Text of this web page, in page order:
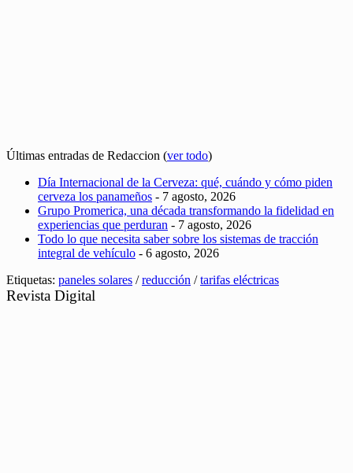
Últimas entradas de Redaccion (ver todo)
Día Internacional de la Cerveza: qué, cuándo y cómo piden
cerveza los panameños - 7 agosto, 2026
Grupo Promerica, una década transformando la fidelidad en
experiencias que perduran - 7 agosto, 2026
Todo lo que necesita saber sobre los sistemas de tracción
integral de vehículo - 6 agosto, 2026
Etiquetas: paneles solares /reducción /tarifas eléctricas
Revista Digital